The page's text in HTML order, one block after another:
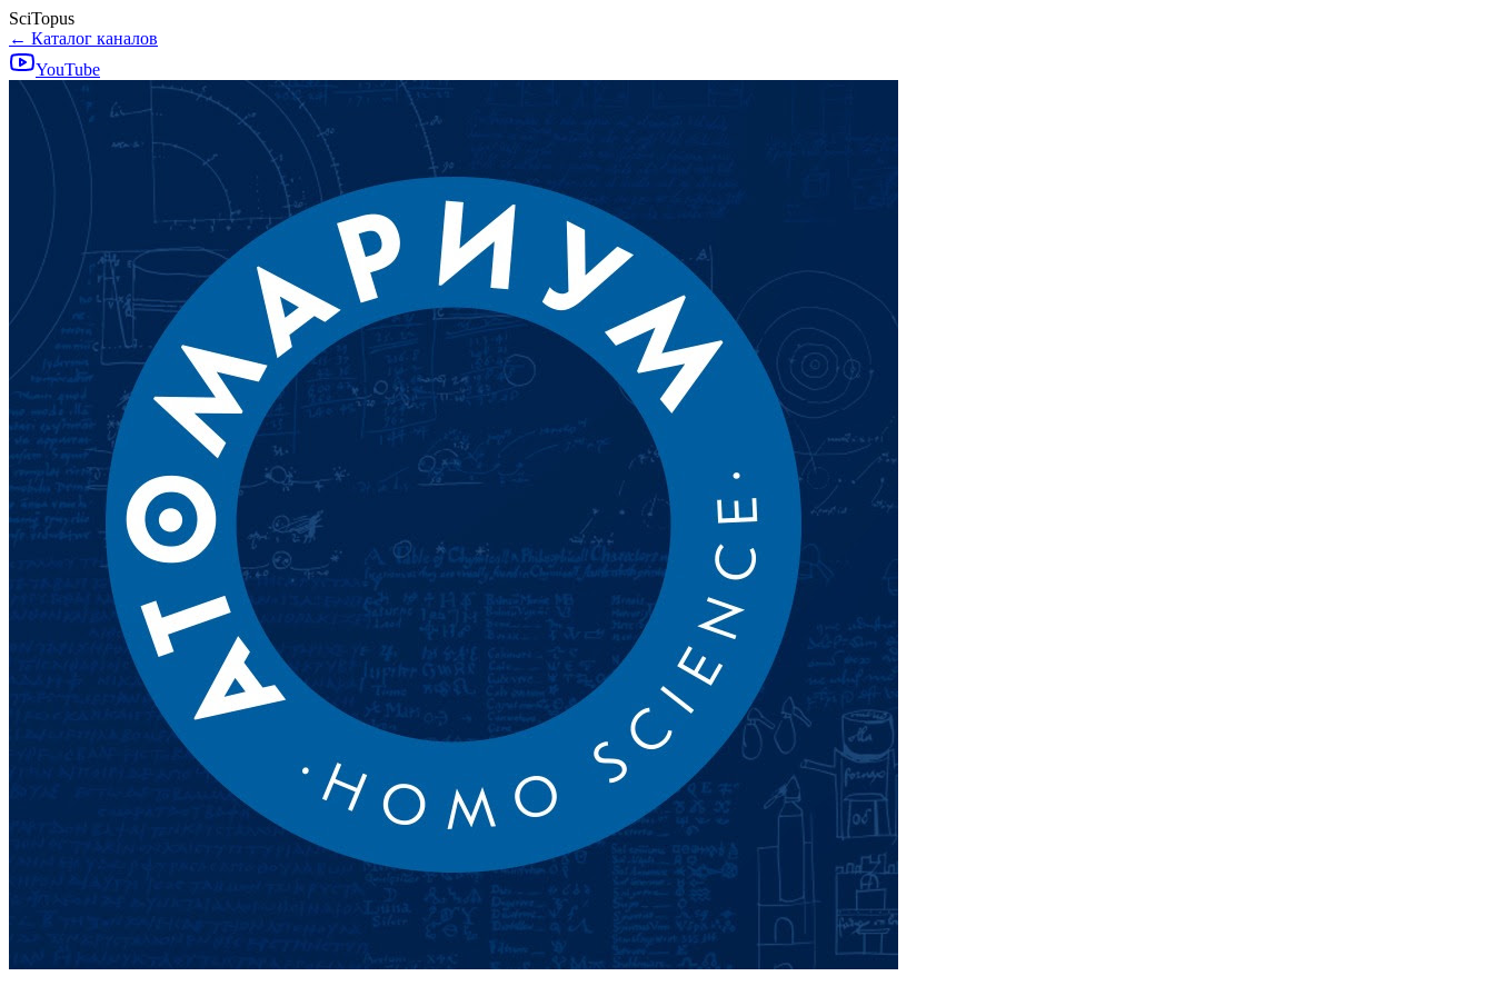
SciTopus
← Каталог каналов
YouTube